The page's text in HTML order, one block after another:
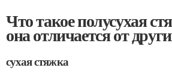
Что такое полусухая
она отличается от
сухая стяжка